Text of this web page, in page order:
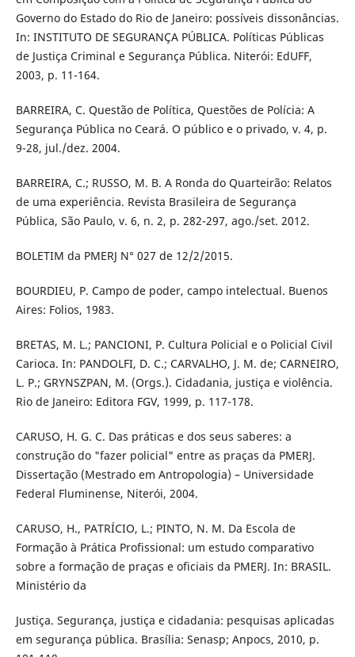
Governo do Estado do Rio de Janeiro: possíveis dissonâncias.
In: INSTITUTO DE SEGURANÇA PÚBLICA. Políticas Públicas
de Justiça Criminal e Segurança Pública. Niterói: EdUFF,
2003, p. 11-164.
BARREIRA, C. Questão de Política, Questões de Polícia: A
Segurança Pública no Ceará. O público e o privado, v. 4, p.
9-28, jul./dez. 2004.
BARREIRA, C.; RUSSO, M. B. A Ronda do Quarteirão: Relatos
de uma experiência. Revista Brasileira de Segurança
Pública, São Paulo, v. 6, n. 2, p. 282-297, ago./set. 2012.
BOLETIM da PMERJ N° 027 de 12/2/2015.
BOURDIEU, P. Campo de poder, campo intelectual. Buenos
Aires: Folios, 1983.
BRETAS, M. L.; PANCIONI, P. Cultura Policial e o Policial Civil
Carioca. In: PANDOLFI, D. C.; CARVALHO, J. M. de; CARNEIRO,
L. P.; GRYNSZPAN, M. (Orgs.). Cidadania, justiça e violência.
Rio de Janeiro: Editora FGV, 1999, p. 117-178.
CARUSO, H. G. C. Das práticas e dos seus saberes: a
construção do "fazer policial" entre as praças da PMERJ.
Dissertação (Mestrado em Antropologia) – Universidade
Federal Fluminense, Niterói, 2004.
CARUSO, H., PATRÍCIO, L.; PINTO, N. M. Da Escola de
Formação à Prática Profissional: um estudo comparativo
sobre a formação de praças e oficiais da PMERJ. In: BRASIL.
Ministério da
Justiça. Segurança, justiça e cidadania: pesquisas aplicadas
em segurança pública. Brasília: Senasp; Anpocs, 2010, p.